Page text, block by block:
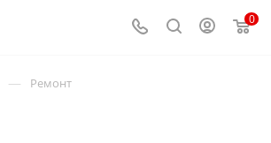
0
— Ремонт